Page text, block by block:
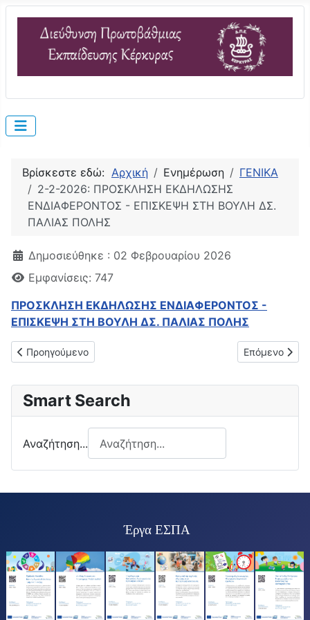
Βρίσκεστε εδώ: Αρχική Ενημέρωση
ΓΕΝΙΚΑ
2-2-2026: ΠΡΟΣΚΛΗΣΗ ΕΚΔΗΛΩΣΗΣ
ΕΝΔΙΑΦΕΡΟΝΤΟΣ - EΠΙΣΚΕΨΗ ΣΤΗ ΒΟΥΛΗ ΔΣ.
ΠΑΛΙΑΣ ΠΟΛΗΣ
Λεπτομέρειες
Δημοσιεύθηκε : 02 Φεβρουαρίου 2026
Εμφανίσεις: 747
ΠΡΟΣΚΛΗΣΗ ΕΚΔΗΛΩΣΗΣ ΕΝΔΙΑΦΕΡΟΝΤΟΣ -
EΠΙΣΚΕΨΗ ΣΤΗ ΒΟΥΛΗ ΔΣ. ΠΑΛΙΑΣ ΠΟΛΗΣ
Προηγούμενο άρθρο: 5-2-2026: ΣΤΟΙΧΕΙΑ ΕΚΤΕΛΕΣΗΣ
Προηγούμενο Επόμενο
Επόμενο
Smart Search
Αναζήτηση...
Έργα ΕΣΠΑ